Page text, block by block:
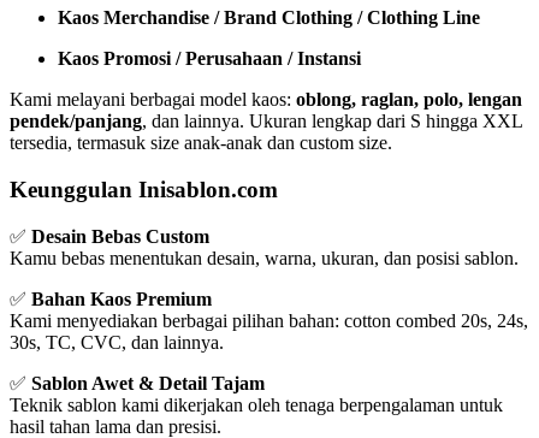
Kaos Merchandise / Brand Clothing / Clothing Line
Kaos Promosi / Perusahaan / Instansi
Kami melayani berbagai model kaos: oblong, raglan, polo, lengan
pendek/panjang, dan lainnya. Ukuran lengkap dari S hingga XXL
tersedia, termasuk size anak-anak dan custom size.
Keunggulan Inisablon.com
✅ Desain Bebas Custom
Kamu bebas menentukan desain, warna, ukuran, dan posisi sablon.
✅ Bahan Kaos Premium
Kami menyediakan berbagai pilihan bahan: cotton combed 20s, 24s,
30s, TC, CVC, dan lainnya.
✅ Sablon Awet & Detail Tajam
Teknik sablon kami dikerjakan oleh tenaga berpengalaman untuk
hasil tahan lama dan presisi.